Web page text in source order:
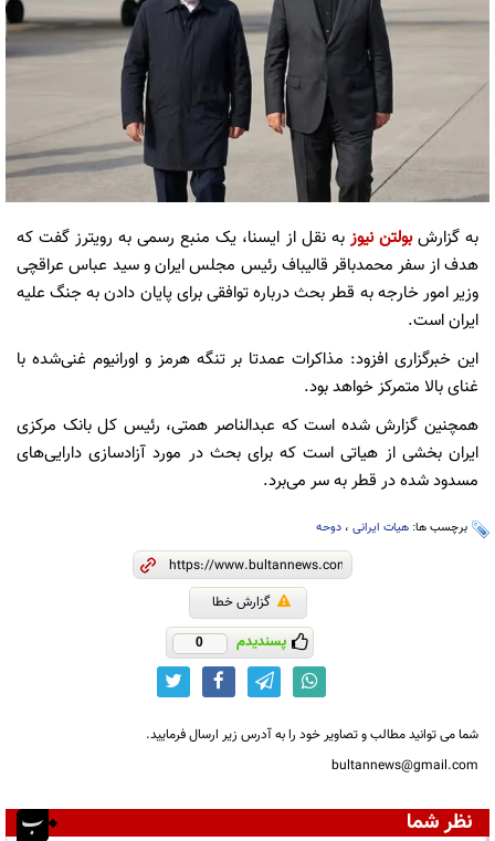
به گزارشبولتن نیوز به نقل از ایسنا، یک منبع رسمی به رویترز گفت که
هدف از سفر محمدباقر قالیباف رئیس مجلس ایران و سید عباس عراقچی
وزیر امور خارجه به قطر بحث درباره توافقی برای پایان دادن به جنگ علیه
ایران است.
این خبرگزاری افزود: مذاکرات عمدتا بر تنگه هرمز و اورانیوم غنی‌شده با
غنای بالا متمرکز خواهد بود.
همچنین گزارش شده است که عبدالناصر همتی، رئیس کل بانک مرکزی
ایران بخشی از هیاتی است که برای بحث در مورد آزادسازی دارایی‌های
مسدود شده در قطر به سر می‌برد.
برچسب ها: هیات ایرانی ، دوحه
گزارش خطا
پسندیدم 0
شما می توانید مطالب و تصاویر خود را به آدرس زیر ارسال فرمایید.
bultannews@gmail.com
نظر شما